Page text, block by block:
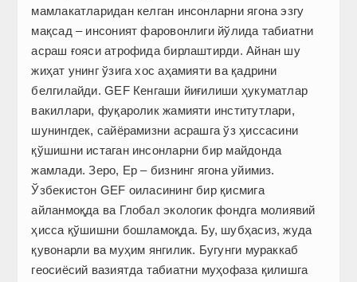
мамлакатларидан келган инсонларни ягона эзгу
мақсад – инсоният фаровонлиги йўлида табиатни
асраш ғояси атрофида бирлаштирди. Айнан шу
жиҳат унинг ўзига хос аҳамияти ва қадрини
белгилайди. GEF Кенгаши йиғилиши ҳукуматлар
вакиллари, фуқаролик жамияти институтлари,
шунинг­дек, сайёрамизни асрашга ўз ҳиссасини
қўшишни истаган инсонларни бир майдонда
жамлади. Зеро, Ер – бизнинг ягона уйимиз.
Ўзбекистон GEF оиласининг бир қисмига
айланмоқда ва Глобал экологик фондга молиявий
ҳисса қўшишни бош­ламоқда. Бу, шубҳасиз, жуда
қувонарли ва муҳим янгилик. Бугунги мураккаб
геосиёсий вазиятда табиатни муҳофаза қилишга